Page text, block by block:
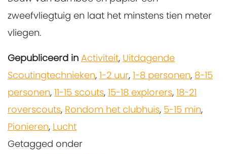
zweefvliegtuig en laat het minstens tien meter
vliegen.
Gepubliceerd in Activiteit, Uitdagende
Scoutingtechnieken, 1-2 uur, 1-8 personen, 8-15
personen, 11-15 scouts, 15-18 explorers, 18-21
roverscouts, Rondom het clubhuis, 5-15 min,
Pionieren, Lucht
Getagged onder